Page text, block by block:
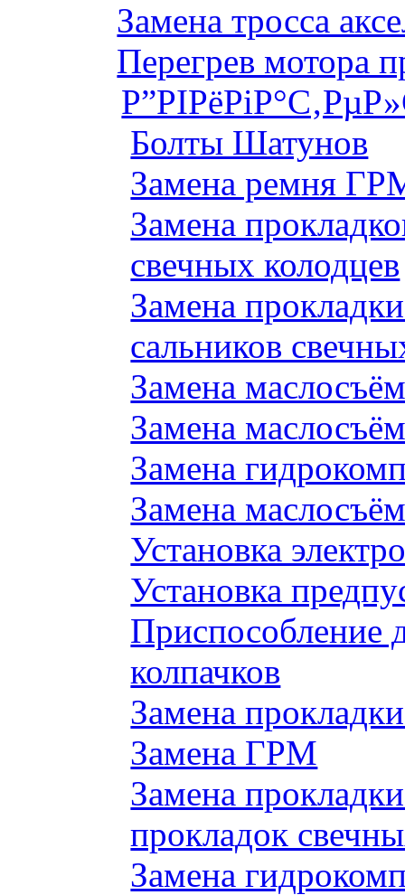
Замена тросса
Перегрев мотора
Болты Шатунов
Замена ремня
Замена
свечных колодцев
Замена
сальников
Замена
Замена
Замена
Замена
Установка
Установка
Приспособление
колпачков
Замена
Замена ГРМ
Замена
прокладок
Замена